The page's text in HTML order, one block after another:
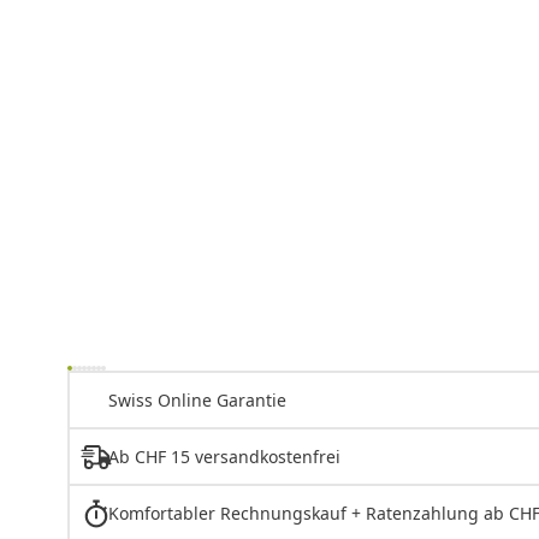
Swiss Online Garantie
Ab CHF 15 versandkostenfrei
Komfortabler Rechnungskauf + Ratenzahlung ab